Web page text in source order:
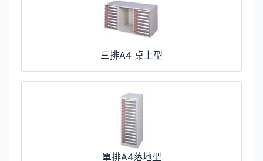
三排A4 桌上型
單排A4落地型